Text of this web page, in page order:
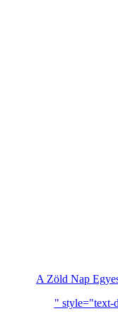
A Zöld Nap
" style="text-